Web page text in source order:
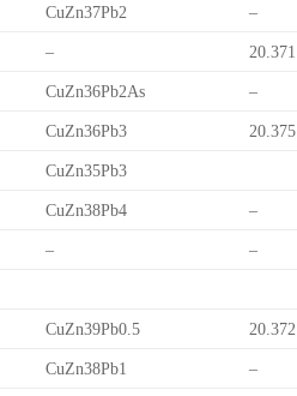
CuZn37Pb2 –
– 20.371
CuZn36Pb2As –
CuZn36Pb3 20.375
CuZn35Pb3
CuZn38Pb4 –
– –
CuZn39Pb0.5 20.372
CuZn38Pb1 –